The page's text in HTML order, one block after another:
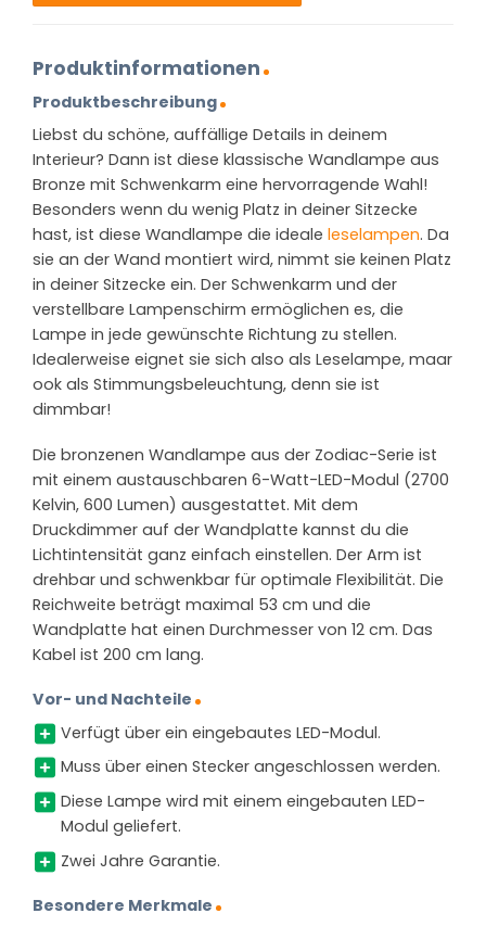
Produktinformationen
Produktbeschreibung
Liebst du schöne, auffällige Details in deinem
Interieur? Dann ist diese klassische Wandlampe aus
Bronze mit Schwenkarm eine hervorragende Wahl!
Besonders wenn du wenig Platz in deiner Sitzecke
hast, ist diese Wandlampe die ideale leselampen. Da
sie an der Wand montiert wird, nimmt sie keinen Platz
in deiner Sitzecke ein. Der Schwenkarm und der
verstellbare Lampenschirm ermöglichen es, die
Lampe in jede gewünschte Richtung zu stellen.
Idealerweise eignet sie sich also als Leselampe, maar
ook als Stimmungsbeleuchtung, denn sie ist
dimmbar!
Die bronzenen Wandlampe aus der Zodiac-Serie ist
mit einem austauschbaren 6-Watt-LED-Modul (2700
Kelvin, 600 Lumen) ausgestattet. Mit dem
Druckdimmer auf der Wandplatte kannst du die
Lichtintensität ganz einfach einstellen. Der Arm ist
drehbar und schwenkbar für optimale Flexibilität. Die
Reichweite beträgt maximal 53 cm und die
Wandplatte hat einen Durchmesser von 12 cm. Das
Kabel ist 200 cm lang.
Vor- und Nachteile
Verfügt über ein eingebautes LED-Modul.
Muss über einen Stecker angeschlossen werden.
Diese Lampe wird mit einem eingebauten LED-
Modul geliefert.
Zwei Jahre Garantie.
Besondere Merkmale